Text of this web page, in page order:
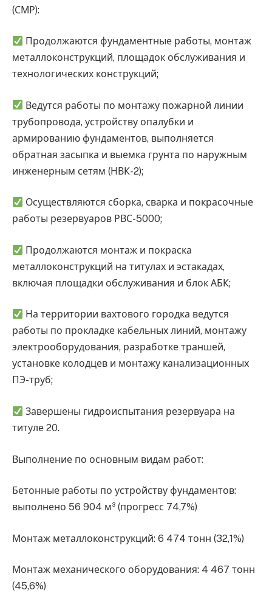
(СМР):
Продолжаются фундаментные работы, монтаж
металлоконструкций, площадок обслуживания и
технологических конструкций;
Ведутся работы по монтажу пожарной линии
трубопровода, устройству опалубки и
армированию фундаментов, выполняется
обратная засыпка и выемка грунта по наружным
инженерным сетям (НВК-2);
Осуществляются сборка, сварка и покрасочные
работы резервуаров РВС-5000;
Продолжаются монтаж и покраска
металлоконструкций на титулах и эстакадах,
включая площадки обслуживания и блок АБК;
На территории вахтового городка ведутся
работы по прокладке кабельных линий, монтажу
электрооборудования, разработке траншей,
установке колодцев и монтажу канализационных
ПЭ-труб;
Завершены гидроиспытания резервуара на
титуле 20.
Выполнение по основным видам работ:
Бетонные работы по устройству фундаментов:
выполнено 56 904 м³ (прогресс 74,7%)
Монтаж металлоконструкций: 6 474 тонн (32,1%)
Монтаж механического оборудования: 4 467 тонн
(45,6%)